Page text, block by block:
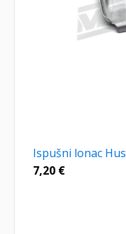
Ispušni lonac
7,20 €